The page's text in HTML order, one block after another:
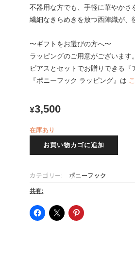
不器用な方でも、手軽に華やかさ
繊細なきらめきを放つ西陣織が、
〜ギフトをお選びの方へ〜
ラッピングのご用意がございます。
ピアスとセットでお贈りできる『
『ポニーフック ラッピング』は
¥3,500
在庫あり
ポ
ニ
ー
ッ
ク
お買い物カゴに追加
カテゴリー: ポニーフック
共有: